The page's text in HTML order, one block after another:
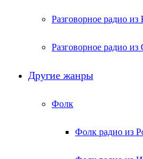
Разговорное радио из
Разговорное радио
Другие жанры
Фолк
Фолк радио из